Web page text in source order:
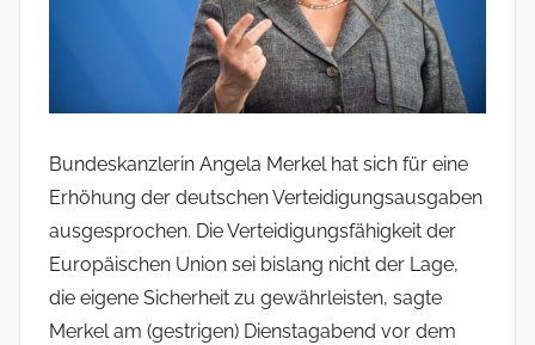
Bundeskanzlerin Angela Merkel hat sich für eine
Erhöhung der deutschen Verteidigungsausgaben
ausgesprochen. Die Verteidigungsfähigkeit der
Europäischen Union sei bislang nicht der Lage,
die eigene Sicherheit zu gewährleisten, sagte
Merkel am (gestrigen) Dienstagabend vor dem